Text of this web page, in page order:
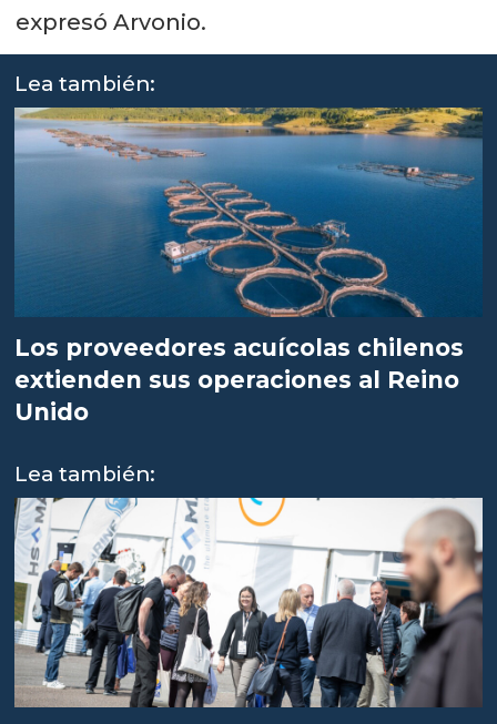
expresó Arvonio.
Lea también:
Los proveedores acuícolas chilenos
extienden sus operaciones al Reino
Unido
Lea también: